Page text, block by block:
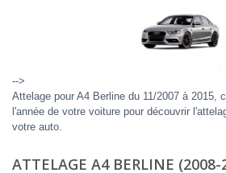
-->
Attelage pour A4 Berline du 11/2007 à 2015,
l'année de votre voiture pour découvrir
votre auto.
ATTELAGE A4 BERLINE (2008-